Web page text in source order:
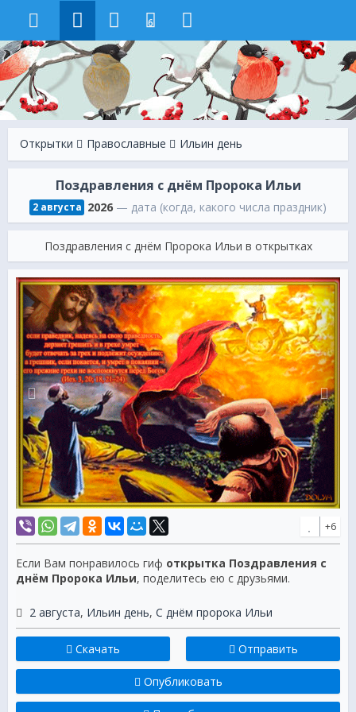
6
Открытки Православные Ильин день
Поздравления с днём Пророка Ильи
2 августа 2026 — дата (когда, какого числа праздник)
Поздравления с днём Пророка Ильи в открытках
+6
Если Вам понравилось гиф открытка Поздравления с
днём Пророка Ильи, поделитесь ею с друзьями.
2 августа, Ильин день, С днём пророка Ильи
Скачать Отправить
Опубликовать